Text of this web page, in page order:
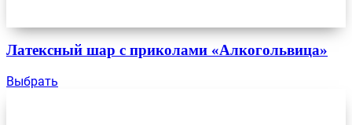
Латексный шар с приколами «Алкогольвица»
Выбрать